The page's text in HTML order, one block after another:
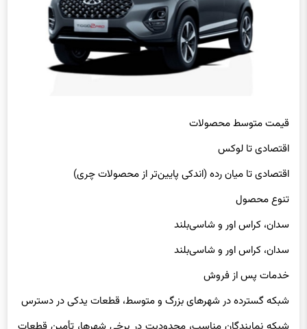
قیمت متوسط محصولات
اقتصادی تا لوکس
اقتصادی تا میان رده (اندکی پایین‌تر از محصولات چری)
تنوع محصول
سدان، کراس اور و شاسی‌بلند
سدان، کراس اور و شاسی‌بلند
خدمات پس از فروش
شبکه گسترده در شهرهای بزرگ و متوسط، قطعات یدکی در دسترس